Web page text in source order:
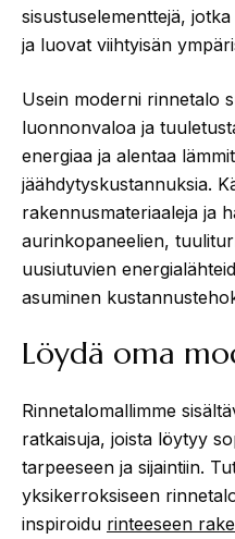
sisustuselementtejä,
ja luovat viihtyisän
Usein moderni rinnetalo
luonnonvaloa ja
energiaa ja alentaa
jäähdytyskustannuksia.
rakennusmateriaaleja ja
aurinkopaneelien,
uusiutuvien
asuminen
Löydä oma
Rinnetalomallimme
ratkaisuja, joista löytyy
tarpeeseen ja sijaintiin.
yksikerroksiseen
inspiroidu rinteeseen